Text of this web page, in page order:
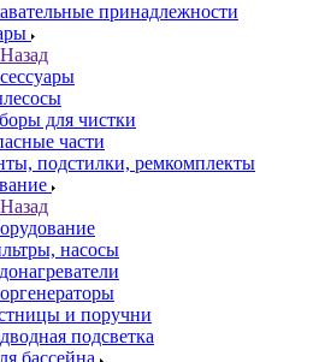
принадлежности
Назад
для чистки
части
подстилки, ремкомплекты
Назад
насосы
и поручни
подсветка
бассейна